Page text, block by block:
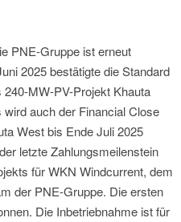
PNE-Gruppe ist erneut
2025 bestätigte die Standard
MW-PV-Projekt Khauta
auch der Financial Close
West bis Ende Juli 2025
letzte Zahlungsmeilenstein
für WKN Windcurrent, dem
der PNE-Gruppe. Die ersten
Die Inbetriebnahme ist für